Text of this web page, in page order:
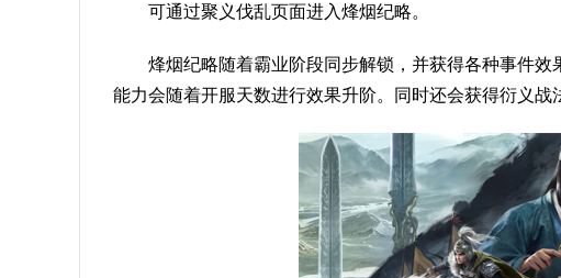
可通过聚义伐乱页面进入烽烟纪略。
烽烟纪略随着霸业阶段同步解锁，并获得各种事件
能力会随着开服天数进行效果升阶。同时还会获得衍义战